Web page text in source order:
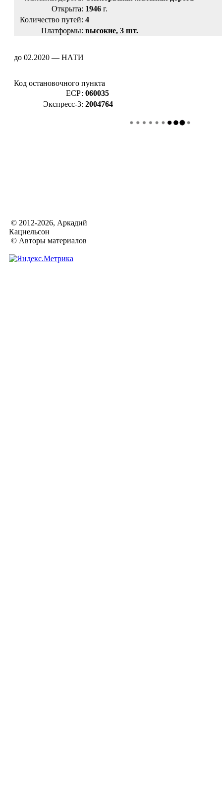
Открыта: 1946 г.
Количество путей: 4
Платформы: высокие, 3 шт.
до 02.2020 — НАТИ
Код остановочного пункта
ЕСР: 060035
Экспресс-3: 2004764
© 2012-2026, Аркадий
Кацнельсон
© Авторы материалов